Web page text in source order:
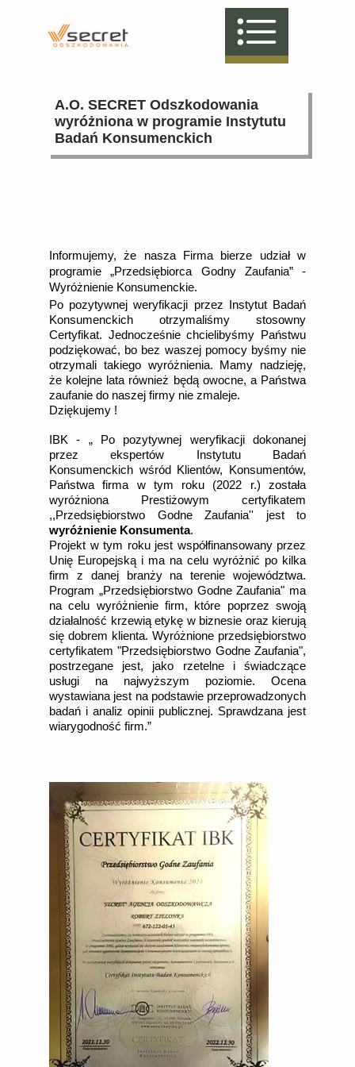
A.O. SECRET Odszkodowania
wyróżniona w programie Instytutu
Badań Konsumenckich
Informujemy, że nasza Firma bierze udział w
programie „Przedsiębiorca Godny Zaufania” -
Wyróżnienie Konsumenckie.
Po pozytywnej weryfikacji przez Instytut Badań
Konsumenckich otrzymaliśmy stosowny
Certyfikat. Jednocześnie chcielibyśmy Państwu
podziękować, bo bez waszej pomocy byśmy nie
otrzymali takiego wyróżnienia. Mamy nadzieję,
że kolejne lata również będą owocne, a Państwa
zaufanie do naszej firmy nie zmaleje.
Dziękujemy !
IBK - „ Po pozytywnej weryfikacji dokonanej
przez ekspertów Instytutu Badań
Konsumenckich wśród Klientów, Konsumentów,
Państwa firma w tym roku (2022 r.) została
wyróżniona Prestiżowym certyfikatem
,,Przedsiębiorstwo Godne Zaufania'' jest to
wyróżnienie Konsumenta.
Projekt w tym roku jest współfinansowany przez
Unię Europejską i ma na celu wyróżnić po kilka
firm z danej branży na terenie województwa.
Program „Przedsiębiorstwo Godne Zaufania" ma
na celu wyróżnienie firm, które poprzez swoją
działalność krzewią etykę w biznesie oraz kierują
się dobrem klienta. Wyróżnione przedsiębiorstwo
certyfikatem "Przedsiębiorstwo Godne Zaufania",
postrzegane jest, jako rzetelne i świadczące
usługi na najwyższym poziomie. Ocena
wystawiana jest na podstawie przeprowadzonych
badań i analiz opinii publicznej. Sprawdzana jest
wiarygodność firm.”